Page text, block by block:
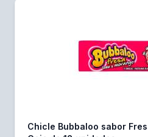
Chicle Bubbaloo sabor